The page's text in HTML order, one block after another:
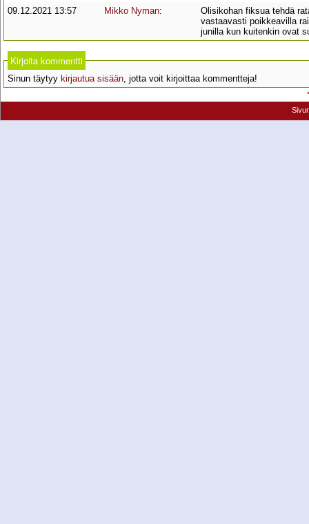
09.12.2021 13:57
Mikko Nyman:
Olisikohan fiksua tehdä
vastaavasti poikkeavilla
junilla kun kuitenkin ovat
Kirjoita kommentti
Sinun täytyy kirjautua sisään, jotta voit kirjoittaa kommentteja!